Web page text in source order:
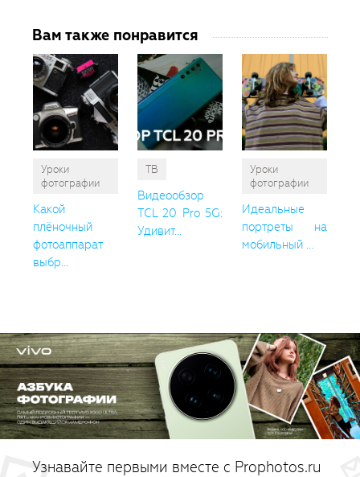
Вам также понравится
Уроки
фотографии
Какой
плёночный
фотоаппарат
выбр...
ТВ
Видеообзор
TCL 20 Pro 5G:
Удивит...
Уроки
фотографии
Идеальные
портреты на
мобильный ...
Узнавайте первыми вместе с Prophotos.ru